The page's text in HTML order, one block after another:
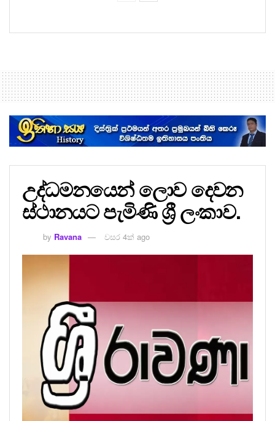
උද්ධමනයෙන් ලොව දෙවන
ස්ථානයට පැමිණි ශ්‍රී ලංකාව.
by Ravana වසර 4ක් ago